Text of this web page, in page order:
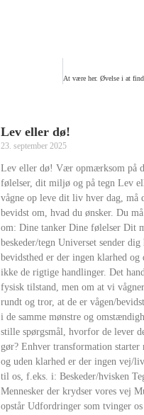
Lev eller dø!
23. september 2025
Lev eller dø! Vær opmærksom på
følelser, dit miljø og på tegn Lev
vågne op leve dit liv hver dag, må
bevidst om, hvad du ønsker. Du
om: Dine tanker Dine følelser Dit
beskeder/tegn Universet sender
bevidsthed er der ingen klarhed og
ikke de rigtige handlinger. Det
fysisk tilstand, men om at vi
rundt og tror, at de er vågen/
i de samme mønstre og
stille spørgsmål, hvorfor de lever
gør? Enhver transformation starter
og uden klarhed er der ingen vej/
til os, f.eks. i: Beskeder/hvisken
Mennesker der krydser vores vej
opstår Udfordringer som tvinger